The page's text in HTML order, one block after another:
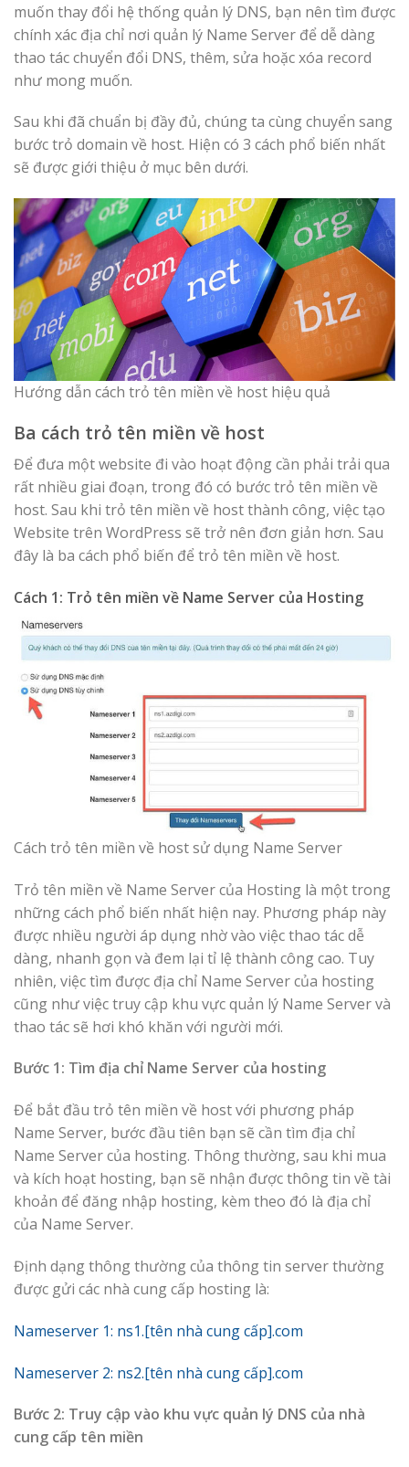
muốn thay đổi hệ thống quản lý DNS, bạn nên tìm được
chính xác địa chỉ nơi quản lý Name Server để dễ dàng
thao tác chuyển đổi DNS, thêm, sửa hoặc xóa record
như mong muốn.
Sau khi đã chuẩn bị đầy đủ, chúng ta cùng chuyển sang
bước trỏ domain về host. Hiện có 3 cách phổ biến nhất
sẽ được giới thiệu ở mục bên dưới.
Hướng dẫn cách trỏ tên miền về host hiệu quả
Ba cách trỏ tên miền về host
Để đưa một website đi vào hoạt động cần phải trải qua
rất nhiều giai đoạn, trong đó có bước trỏ tên miền về
host. Sau khi trỏ tên miền về host thành công, việc tạo
Website trên WordPress sẽ trở nên đơn giản hơn. Sau
đây là ba cách phổ biến để trỏ tên miền về host.
Cách 1: Trỏ tên miền về Name Server của Hosting
Cách trỏ tên miền về host sử dụng Name Server
Trỏ tên miền về Name Server của Hosting là một trong
những cách phổ biến nhất hiện nay. Phương pháp này
được nhiều người áp dụng nhờ vào việc thao tác dễ
dàng, nhanh gọn và đem lại tỉ lệ thành công cao. Tuy
nhiên, việc tìm được địa chỉ Name Server của hosting
cũng như việc truy cập khu vực quản lý Name Server và
thao tác sẽ hơi khó khăn với người mới.
Bước 1: Tìm địa chỉ Name Server của hosting
Để bắt đầu trỏ tên miền về host với phương pháp
Name Server, bước đầu tiên bạn sẽ cần tìm địa chỉ
Name Server của hosting. Thông thường, sau khi mua
và kích hoạt hosting, bạn sẽ nhận được thông tin về tài
khoản để đăng nhập hosting, kèm theo đó là địa chỉ
của Name Server.
Định dạng thông thường của thông tin server thường
được gửi các nhà cung cấp hosting là:
Nameserver 1: ns1.[tên nhà cung cấp].com
Nameserver 2: ns2.[tên nhà cung cấp].com
Bước 2: Truy cập vào khu vực quản lý DNS của nhà
cung cấp tên miền